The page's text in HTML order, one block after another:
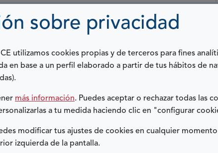
sobre privacidad
utilizamos cookies propias y de terceros para fines
en base a un perfil elaborado a partir de tus hábitos de
más información. Puedes aceptar o rechazar todas las
a tu medida haciendo clic en "configurar
modificar tus ajustes de cookies en cualquier
izquierda de la pantalla.
a hablar de Disca-VIoGEN.Cuando empecé en el
Castilla y León aquí en El Bierzo, me di cuenta en